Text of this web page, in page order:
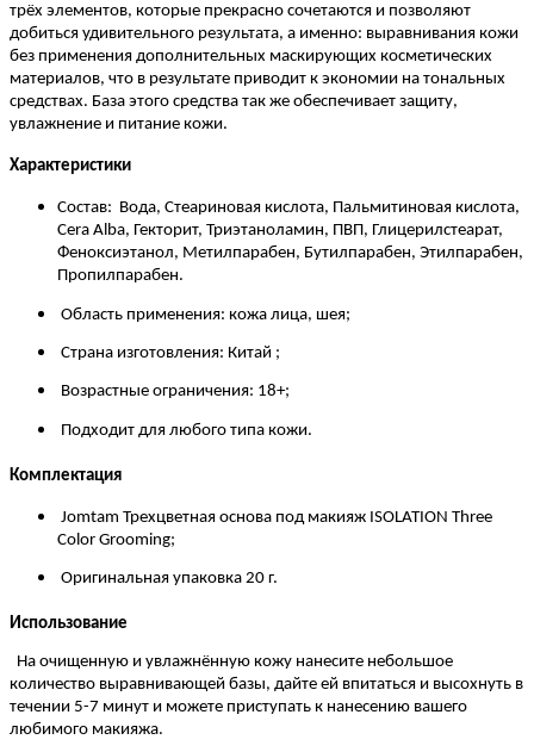
трёх элементов, которые прекрасно сочетаются и позволяют
добиться удивительного результата, а именно: выравнивания кожи
без применения дополнительных маскирующих косметических
материалов, что в результате приводит к экономии на тональных
средствах. База этого средства так же обеспечивает защиту,
увлажнение и питание кожи.
Характеристики
Состав: Вода, Стеариновая кислота, Пальмитиновая кислота,
Cera Alba, Гекторит, Триэтаноламин, ПВП, Глицерилстеарат,
Феноксиэтанол, Метилпарабен, Бутилпарабен, Этилпарабен,
Пропилпарабен.
Область применения: кожа лица, шея;
Страна изготовления: Китай ;
Возрастные ограничения: 18+;
Подходит для любого типа кожи.
Комплектация
Jomtam Трехцветная основа под макияж ISOLATION Three
Color Grooming;
Оригинальная упаковка 20 г.
Использование
На очищенную и увлажнённую кожу нанесите небольшое
количество выравнивающей базы, дайте ей впитаться и высохнуть в
течении 5-7 минут и можете приступать к нанесению вашего
любимого макияжа.